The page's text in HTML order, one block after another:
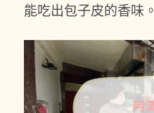
能吃出包子皮的香味。